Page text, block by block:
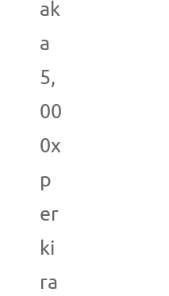
ak
a
5,
00
0x
p
er
ki
ra